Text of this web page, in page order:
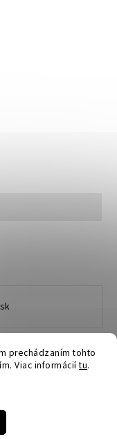
prechádzaním tohto
Viac informáciítu.
Shoptak.cz